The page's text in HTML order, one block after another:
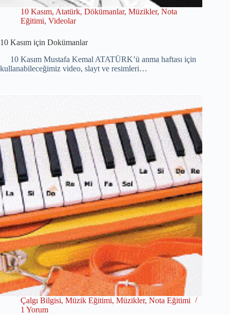
10 Kasım, Atatürk, Dökümanlar, Müzikler, Nota
Eğitimi, Videolar
10 Kasım için Dokümanlar
10 Kasım Mustafa Kemal ATATÜRK’ü anma haftası için
kullanabileceğimiz video, slayt ve resimleri…
Çalgı Bilgisi, Müzik Eğitimi, Müzikler, Nota Eğitimi
1 Yorum